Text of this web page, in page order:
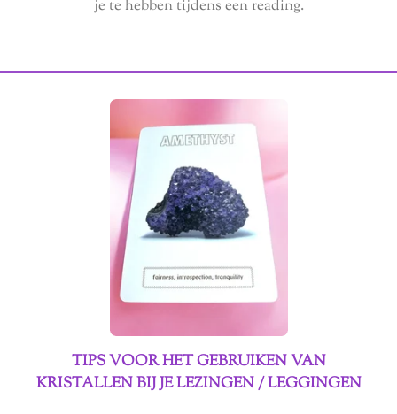
je te hebben tijdens een reading.
TIPS VOOR HET GEBRUIKEN VAN
KRISTALLEN BIJ JE LEZINGEN / LEGGINGEN